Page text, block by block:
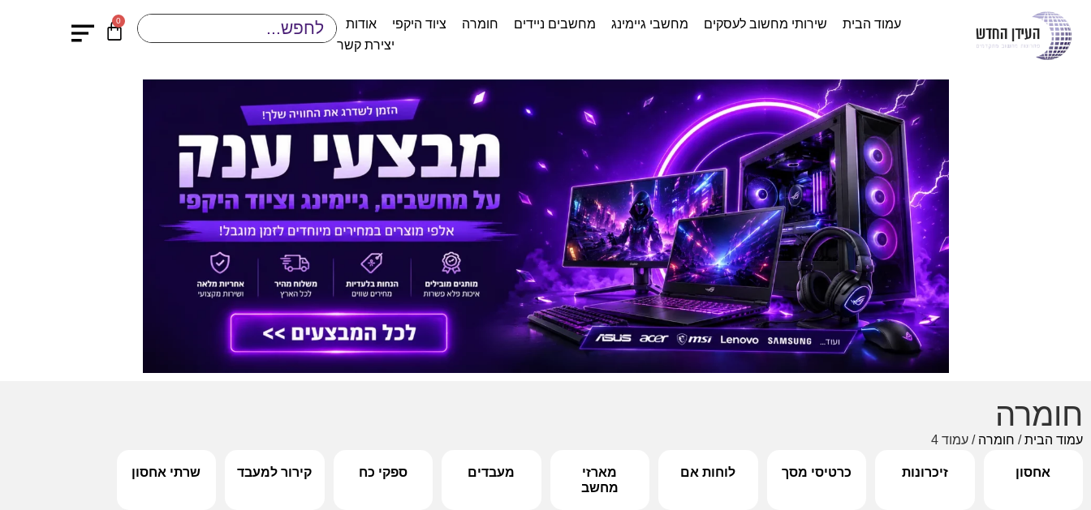
עמוד הבית שירותי מחשוב לעסקים מחשבי גיימינג מחשבים ניידים חומרה ציוד היקפי
אודות
יצירת קשר
0
חומרה
עמוד הבית/ חומרה / עמוד 4
אחסון זיכרונות כרטיסי מסך לוחות אם
מארזי
מחשב
מעבדים ספקי כח קירור למעבד שרתי אחסון